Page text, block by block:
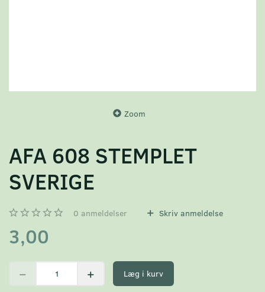
Zoom
AFA 608 STEMPLET
SVERIGE
0 anmeldelser Skriv anmeldelse
3,00
Læg i kurv